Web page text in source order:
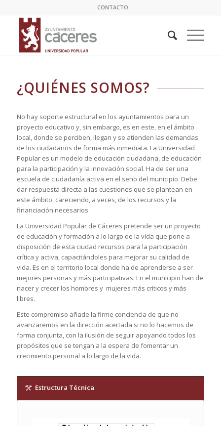
CONTACTO
¿QUIÉNES SOMOS?
No hay soporte estructural en los ayuntamientos para un
proyecto educativo y, sin embargo, es en este, en el ámbito
local, donde se perciben, llegan y se atienden las demandas
de los ciudadanos de forma más inmediata. La Universidad
Popular es un modelo de educación ciudadana, de educación
para la participación y la innovación social. Ha de ser una
escuela de ciudadanía activa en el seno del municipio. Debe
dar respuesta directa a las cuestiones que se plantean en
este ámbito, careciendo, a veces, de los recursos y la
financiación necesarios.
La Universidad Popular de Cáceres pretende ser un proyecto
de educación y formación a lo largo de la vida que pone a
disposición de esta ciudad recursos para la participación
crítica y activa, capacitándoles para mejorar su calidad de
vida. Es en el territorio local donde ha de aprenderse a ser
mejores personas y más participativas. En el municipio han de
nacer y crecer los hombres y mujeres más críticos y más
libres.
Este compromiso añade la firme conciencia de que no
avanzaremos en la dirección acertada si no lo hacemos de
forma conjunta, con la ilusión de seguir apoyando todos los
propósitos que se tengan a la espera de fomentar un
crecimiento personal a lo largo de la vida.
Estructura Técnica